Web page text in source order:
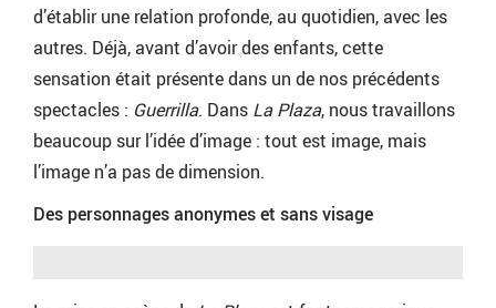
d’établir une relation profonde, au quotidien, avec les
autres. Déjà, avant d’avoir des enfants, cette
sensation était présente dans un de nos précédents
spectacles : Guerrilla. Dans La Plaza, nous travaillons
beaucoup sur l’idée d’image : tout est image, mais
l’image n’a pas de dimension.
Des personnages anonymes et sans visage